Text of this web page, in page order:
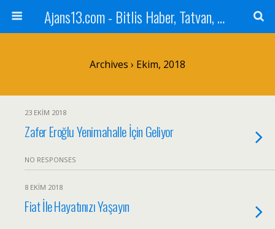
Ajans13.com - Bitlis Haber, Tatvan, Ahlat, Adilcevaz, Mutki, Hizan, Güroymak, Gazete, Ajans, 13, Haber
Archives › Ekim, 2018
23 EKIM 2018
Zafer Eroğlu Yenimahalle İçin Geliyor
NO RESPONSES
8 EKIM 2018
Fiat İle Hayatınızı Yaşayın